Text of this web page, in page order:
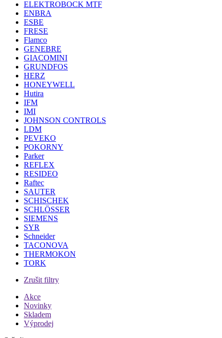
ELEKTROBOCK MTF
ENBRA
ESBE
FRESE
Flamco
GENEBRE
GIACOMINI
GRUNDFOS
HERZ
HONEYWELL
Hutira
IFM
IMI
JOHNSON CONTROLS
LDM
PEVEKO
POKORNY
Parker
REFLEX
RESIDEO
Raftec
SAUTER
SCHISCHEK
SCHLÖSSER
SIEMENS
SYR
Schneider
TACONOVA
THERMOKON
TORK
Zrušit filtry
Akce
Novinky
Skladem
Výprodej